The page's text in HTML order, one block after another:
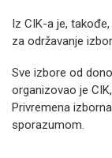
Iz CIK-a je, takođe,
za održavanje
Sve izbore od
organizovao je
Privremena
sporazumom.